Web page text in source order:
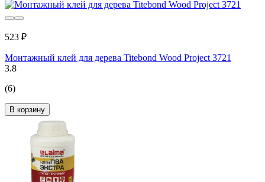
523 ₽
Монтажный клей для дерева Titebond Wood Project 3721
3.8
(6)
В корзину